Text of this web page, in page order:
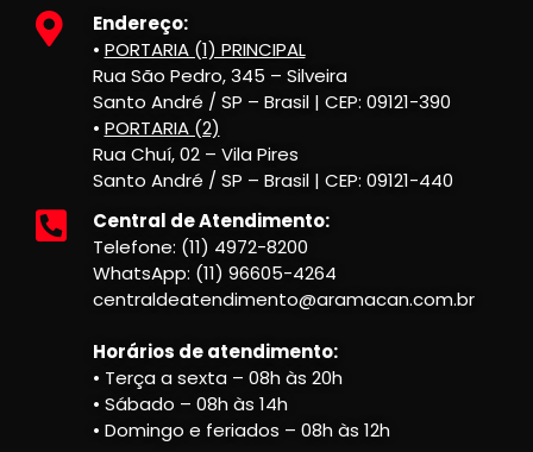
Endereço:
• PORTARIA (1) PRINCIPAL
Rua São Pedro, 345 – Silveira
Santo André / SP – Brasil | CEP: 09121-390
• PORTARIA (2)
Rua Chuí, 02 – Vila Pires
Santo André / SP – Brasil | CEP: 09121-440
Central de Atendimento:
Telefone: (11) 4972-8200
WhatsApp: (11) 96605-4264
centraldeatendimento@aramacan.com.br
Horários de atendimento:
• Terça a sexta – 08h às 20h
• Sábado – 08h às 14h
• Domingo e feriados – 08h às 12h